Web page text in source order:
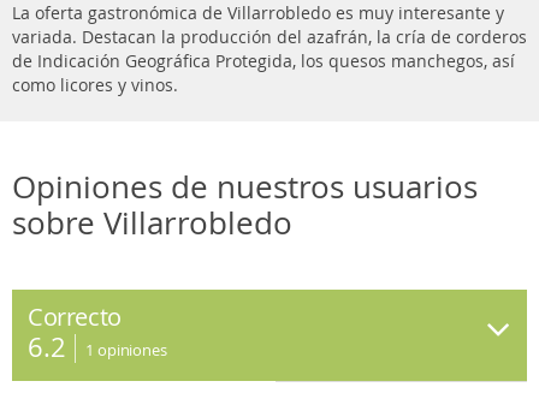
La oferta gastronómica de Villarrobledo es muy interesante y
variada. Destacan la producción del azafrán, la cría de corderos
de Indicación Geográfica Protegida, los quesos manchegos, así
como licores y vinos.
Opiniones de nuestros usuarios
sobre Villarrobledo
Correcto
6.2 1 opiniones